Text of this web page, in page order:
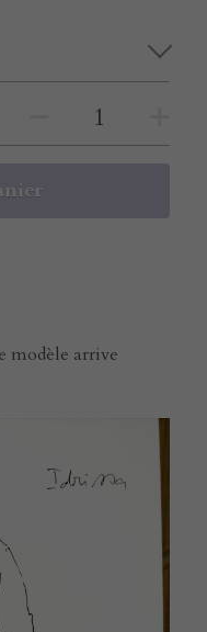
modèle arrive